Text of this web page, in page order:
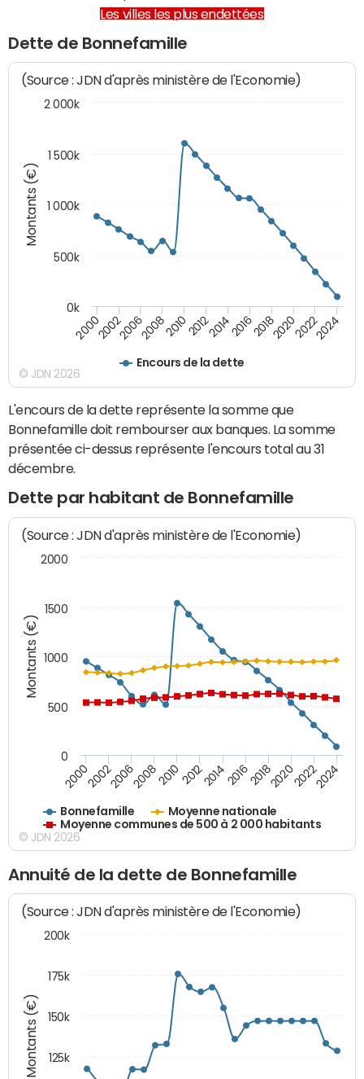
Les villes les plus endettées
Dette de Bonnefamille
Montants (€)
(Source : JDN d'après ministère de l'Economie)
Encours de la dette
200020022006200820102012201420162018202020222024
0k
500k
1 000k
1 500k
2 000k
© JDN 2026
L'encours de la dette représente la somme que
Bonnefamille doit rembourser aux banques. La somme
présentée ci-dessus représente l'encours total au 31
décembre.
Dette par habitant de Bonnefamille
Montants (€)
(Source : JDN d'après ministère de l'Economie)
Bonnefamille
Moyenne nationale
Moyenne communes de 500 à 2 000 habitants
200020022006200820102012201420162018202020222024
0
500
1000
1500
2000
© JDN 2026
Annuité de la dette de Bonnefamille
Montants (€)
(Source : JDN d'après ministère de l'Economie)
125k
150k
175k
200k